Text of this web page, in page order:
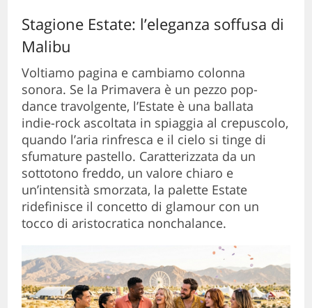
Stagione Estate: l’eleganza soffusa di
Malibu
Voltiamo pagina e cambiamo colonna
sonora. Se la Primavera è un pezzo pop-
dance travolgente, l’Estate è una ballata
indie-rock ascoltata in spiaggia al crepuscolo,
quando l’aria rinfresca e il cielo si tinge di
sfumature pastello. Caratterizzata da un
sottotono freddo, un valore chiaro e
un’intensità smorzata, la palette Estate
ridefinisce il concetto di glamour con un
tocco di aristocratica nonchalance.